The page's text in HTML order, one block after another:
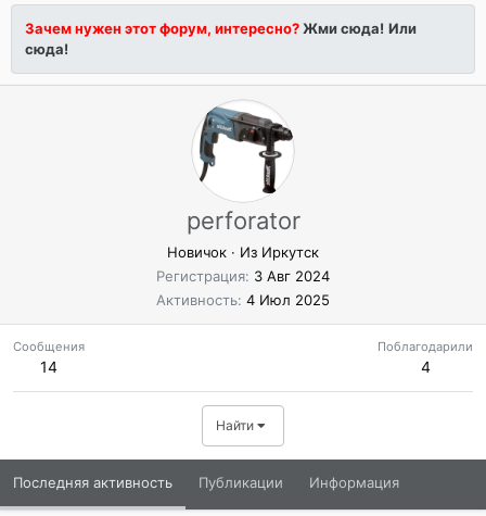
Зачем нужен этот форум, интересно?Жми сюда! Или
сюда!
perforator
Новичок · Из Иркутск
Регистрация 3 Авг 2024
Активность 4 Июл 2025
Сообщения
14
Поблагодарили
4
Найти
Последняя активность Публикации Информация